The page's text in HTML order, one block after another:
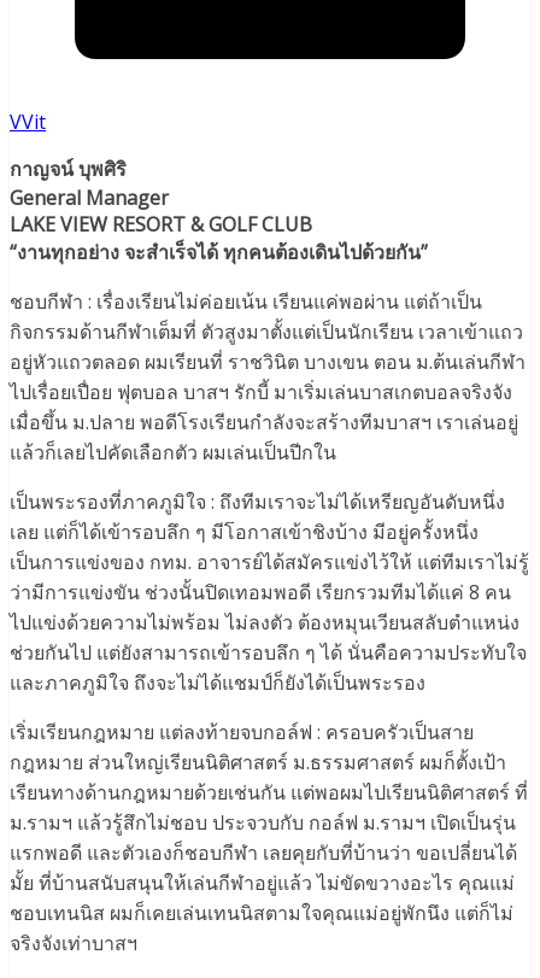
VVit
กาญจน์ บุพศิริ
General Manager
LAKE VIEW RESORT & GOLF CLUB
“งานทุกอย่าง จะสำเร็จได้ ทุกคนต้องเดินไปด้วยกัน”
ชอบกีฬา : เรื่องเรียนไม่ค่อยเน้น เรียนแค่พอผ่าน แต่ถ้าเป็น
กิจกรรมด้านกีฬาเต็มที่ ตัวสูงมาตั้งแต่เป็นนักเรียน เวลาเข้าแถว
อยู่หัวแถวตลอด ผมเรียนที่ ราชวินิต บางเขน ตอน ม.ต้นเล่นกีฬา
ไปเรื่อยเปื่อย ฟุตบอล บาสฯ รักบี้ มาเริ่มเล่นบาสเกตบอลจริงจัง
เมื่อขึ้น ม.ปลาย พอดีโรงเรียนกำลังจะสร้างทีมบาสฯ เราเล่นอยู่
แล้วก็เลยไปคัดเลือกตัว ผมเล่นเป็นปีกใน
เป็นพระรองที่ภาคภูมิใจ : ถึงทีมเราจะไม่ได้เหรียญอันดับหนึ่ง
เลย แต่ก็ได้เข้ารอบลึก ๆ มีโอกาสเข้าชิงบ้าง มีอยู่ครั้งหนึ่ง
เป็นการแข่งของ กทม. อาจารย์ได้สมัครแข่งไว้ให้ แต่ทีมเราไม่รู้
ว่ามีการแข่งขัน ช่วงนั้นปิดเทอมพอดี เรียกรวมทีมได้แค่ 8 คน
ไปแข่งด้วยความไม่พร้อม ไม่ลงตัว ต้องหมุนเวียนสลับตำแหน่ง
ช่วยกันไป แต่ยังสามารถเข้ารอบลึก ๆ ได้ นั่นคือความประทับใจ
และภาคภูมิใจ ถึงจะไม่ได้แชมป์ก็ยังได้เป็นพระรอง
เริ่มเรียนกฎหมาย แต่ลงท้ายจบกอล์ฟ : ครอบครัวเป็นสาย
กฎหมาย ส่วนใหญ่เรียนนิติศาสตร์ ม.ธรรมศาสตร์ ผมก็ตั้งเป้า
เรียนทางด้านกฎหมายด้วยเช่นกัน แต่พอผมไปเรียนนิติศาสตร์ ที่
ม.รามฯ แล้วรู้สึกไม่ชอบ ประจวบกับ กอล์ฟ ม.รามฯ เปิดเป็นรุ่น
แรกพอดี และตัวเองก็ชอบกีฬา เลยคุยกับที่บ้านว่า ขอเปลี่ยนได้
มั้ย ที่บ้านสนับสนุนให้เล่นกีฬาอยู่แล้ว ไม่ขัดขวางอะไร คุณแม่
ชอบเทนนิส ผมก็เคยเล่นเทนนิสตามใจคุณแม่อยู่พักนึง แต่ก็ไม่
จริงจังเท่าบาสฯ